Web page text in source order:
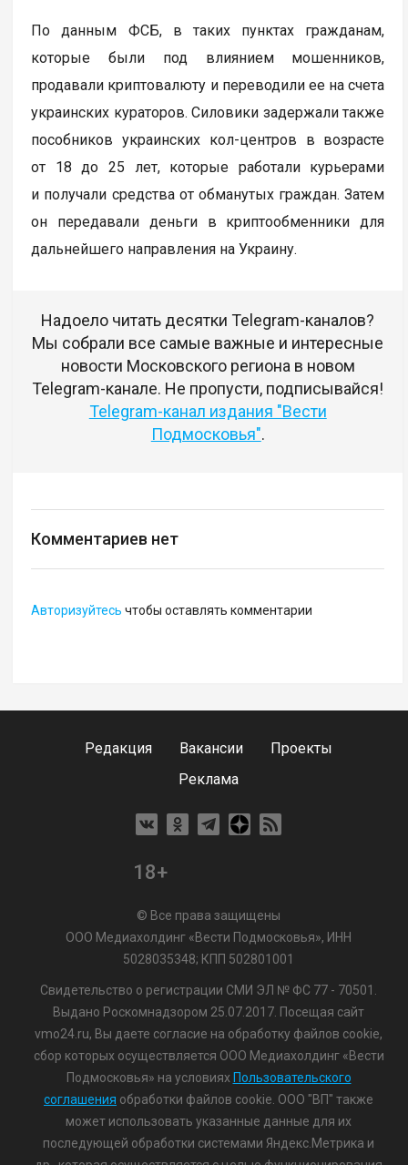
По данным ФСБ, в таких пунктах гражданам,
которые были под влиянием мошенников,
продавали криптовалюту и переводили ее на счета
украинских кураторов. Силовики задержали также
пособников украинских кол-центров в возрасте
от 18 до 25 лет, которые работали курьерами
и получали средства от обманутых граждан. Затем
он передавали деньги в криптообменники для
дальнейшего направления на Украину.
Надоело читать десятки Telegram-каналов?
Мы собрали все самые важные и интересные
новости Московского региона в новом
Telegram-канале. Не пропусти, подписывайся!
Telegram-канал издания "Вести
Подмосковья".
Комментариев нет
Авторизуйтесь чтобы оставлять комментарии
Редакция Вакансии
Проекты
Реклама
18+
© Все права защищены
ООО Медиахолдинг «Вести Подмосковья», ИНН
5028035348; КПП 502801001
Свидетельство о регистрации СМИ ЭЛ № ФС 77 - 70501.
Выдано Роскомнадзором 25.07.2017. Посещая сайт
vmo24.ru, Вы даете согласие на обработку файлов cookie,
сбор которых осуществляется ООО Медиахолдинг «Вести
Подмосковья» на условиях Пользовательского
соглашения обработки файлов cookie. ООО "ВП" также
может использовать указанные данные для их
последующей обработки системами Яндекс.Метрика и